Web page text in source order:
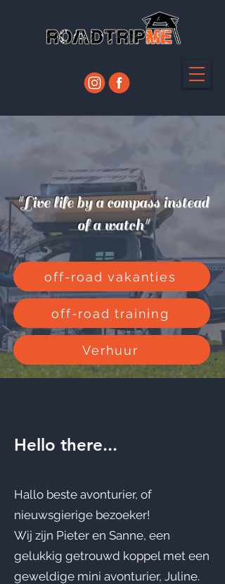
"Live life by a compass instead
of a watch"
off-road vakanties
off-road training
Verhuur
Hello there...
Hallo beste avonturier, of
nieuwsgierige bezoeker!
Wij zijn Pieter en Sanne, een
gelukkig getrouwd koppel met een
geweldige mini avonturier, Juline.